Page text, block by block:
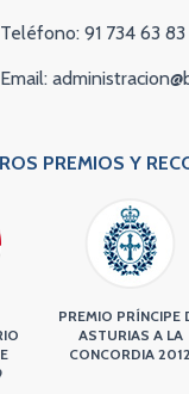
Teléfono: 91 734 63 83
Email:
PREMIOS Y
PREMIO PRÍNCIPE
ASTURIAS A LA
CONCORDIA 2012